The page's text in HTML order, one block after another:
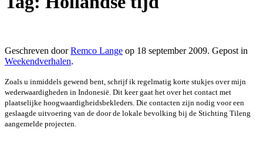
Geschreven doorRemco Lange op 18 september 2009. Gepost in
Weekendverhalen.
Zoals u inmiddels gewend bent, schrijf ik regelmatig korte stukjes over mijn
wederwaardigheden in Indonesië. Dit keer gaat het over het contact met
plaatselijke hoogwaardigheidsbekleders. Die contacten zijn nodig voor een
geslaagde uitvoering van de door de lokale bevolking bij de Stichting Tileng
aangemelde projecten.